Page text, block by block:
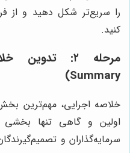
را سریع‌تر شکل دهید و از
کنید.
Summary)
خلاصه اجرایی، مهم‌ترین
اولین و گاهی تنها
سرمایه‌گذاران و